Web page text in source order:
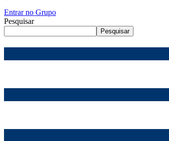
Entrar no Grupo
Pesquisar
Pesquisar